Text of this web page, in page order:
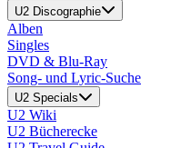
U2 Discographie
Alben
Singles
DVD & Blu-Ray
Song- und Lyric-Suche
U2 Specials
U2 Wiki
U2 Bücherecke